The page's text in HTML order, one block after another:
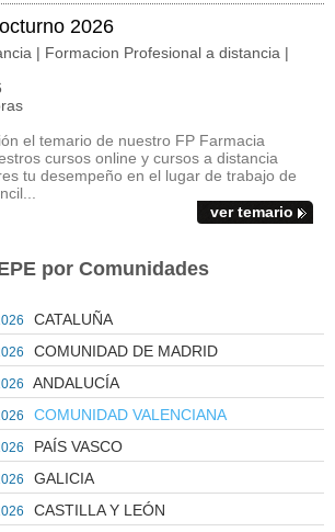
2026
| Formacion Profesional a distancia |
el temario de nuestro FP Farmacia
cursos online y cursos a distancia
tu desempeño en el lugar de trabajo de
ver temario
por Comunidades
CATALUÑA
COMUNIDAD DE MADRID
ANDALUCÍA
COMUNIDAD VALENCIANA
PAÍS VASCO
GALICIA
CASTILLA Y LEÓN